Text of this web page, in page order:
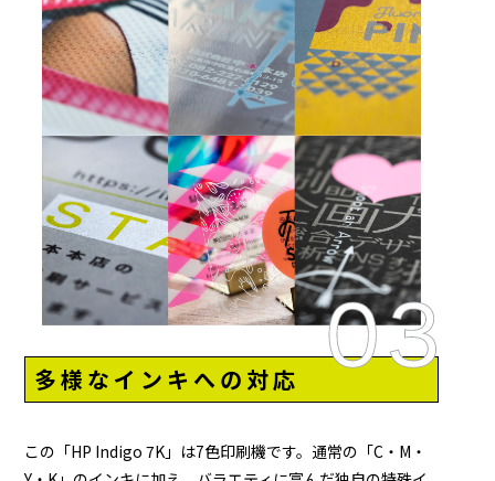
多様なインキへの対応
この「HP Indigo 7K」は7色印刷機です。通常の「C・M・